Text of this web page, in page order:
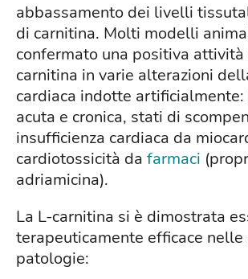
abbassamento dei livelli
di carnitina. Molti modelli
confermato una positiva
carnitina in varie alterazioni
cardiaca indotte artificialmente:
acuta e cronica, stati di
insufficienza cardiaca da
cardiotossicità da farmaci
adriamicina).
La L-carnitina si è dimostrata
terapeuticamente efficace nelle
patologie: